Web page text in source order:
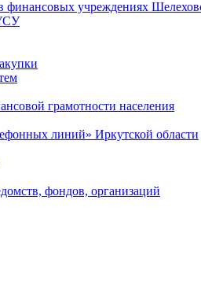
финансовых учреждениях
грамотности населения
линий» Иркутской области
фондов, организаций